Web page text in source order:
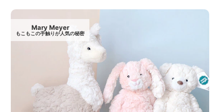
Mary Meyer
もこもこの手触りが人気の秘密